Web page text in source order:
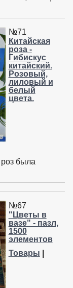
№71
Китайская
роза -
Гибискус
китайский.
Розовый,
лиловый и
белый
цвета.
была
№67
"Цветы в
вазе" - пазл,
1500
элементов
Товары